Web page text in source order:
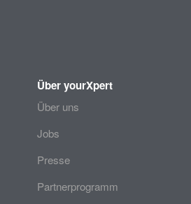
Über yourXpert
Über uns
Jobs
Presse
Partnerprogramm